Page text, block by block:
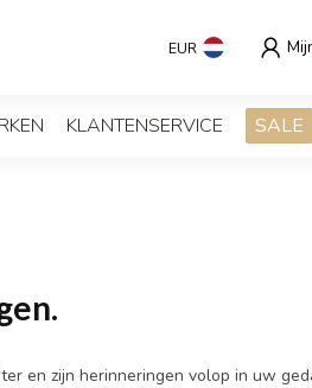
EUR
KLANTENSERVICE SALE
en zijn herinneringen volop in uw